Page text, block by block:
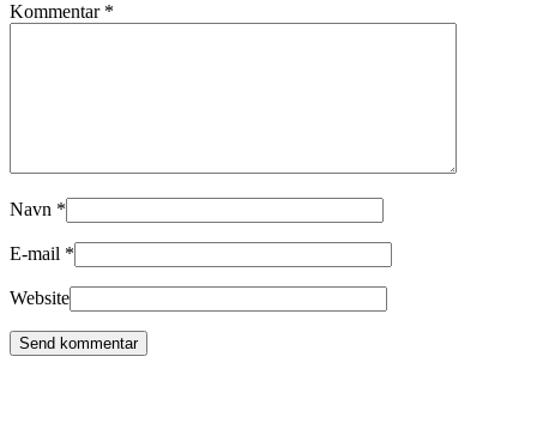
Kommentar *
Navn *
E-mail *
Website